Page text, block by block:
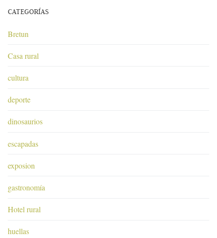
CATEGORÍAS
Bretun
Casa rural
cultura
deporte
dinosaurios
escapadas
exposion
gastronomía
Hotel rural
huellas